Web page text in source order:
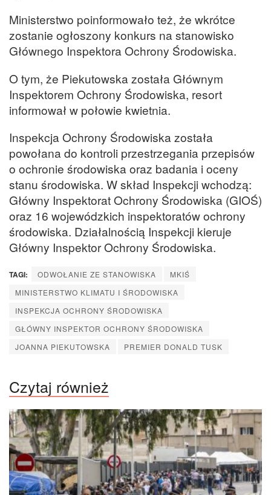
Ministerstwo poinformowało też, że wkrótce
zostanie ogłoszony konkurs na stanowisko
Głównego Inspektora Ochrony Środowiska.
O tym, że Piekutowska została Głównym
Inspektorem Ochrony Środowiska, resort
informował w połowie kwietnia.
Inspekcja Ochrony Środowiska została
powołana do kontroli przestrzegania przepisów
o ochronie środowiska oraz badania i oceny
stanu środowiska. W skład Inspekcji wchodzą:
Główny Inspektorat Ochrony Środowiska (GIOŚ)
oraz 16 wojewódzkich inspektoratów ochrony
środowiska. Działalnością Inspekcji kieruje
Główny Inspektor Ochrony Środowiska.
TAGI: ODWOŁANIE ZE STANOWISKA
MKIŚ
MINISTERSTWO KLIMATU I ŚRODOWISKA
INSPEKCJA OCHRONY ŚRODOWISKA
GŁÓWNY INSPEKTOR OCHRONY ŚRODOWISKA
JOANNA PIEKUTOWSKA
PREMIER DONALD TUSK
Czytaj również